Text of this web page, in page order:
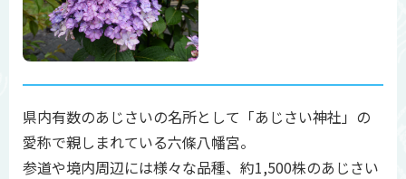
県内有数のあじさいの名所として「あじさい神社」の
愛称で親しまれている六條八幡宮。
参道や境内周辺には様々な品種、約1,500株のあじさい